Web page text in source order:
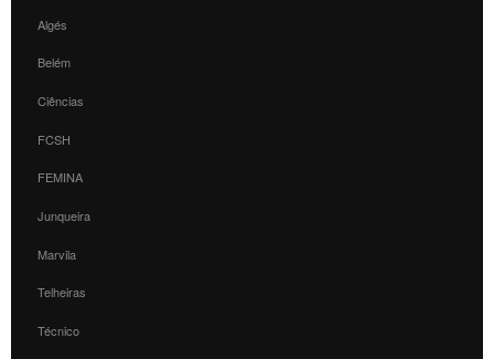
Algés
Belém
Ciências
FCSH
FEMINA
Junqueira
Marvila
Telheiras
Técnico